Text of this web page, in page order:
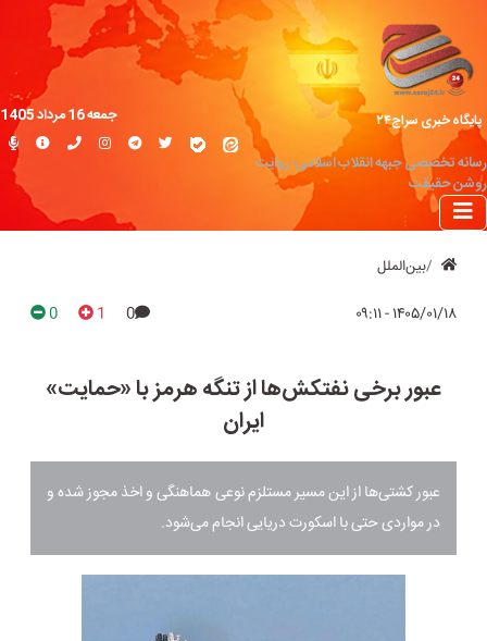
پایگاه خبری سراج۲۴
رسانه تخصصی جبهه انقلاب اسلامی؛ روایت
روشن حقیقت
جمعه 16 مرداد 1405
بین‌الملل
۱۴۰۵/۰۱/۱۸ - ۰۹:۱۱ 0
1
0
عبور برخی نفتکش‌ها از تنگه هرمز با «حمایت»
ایران
عبور کشتی‌ها از این مسیر مستلزم نوعی هماهنگی و اخذ مجوز شده و
در مواردی حتی با اسکورت دریایی انجام می‌شود.